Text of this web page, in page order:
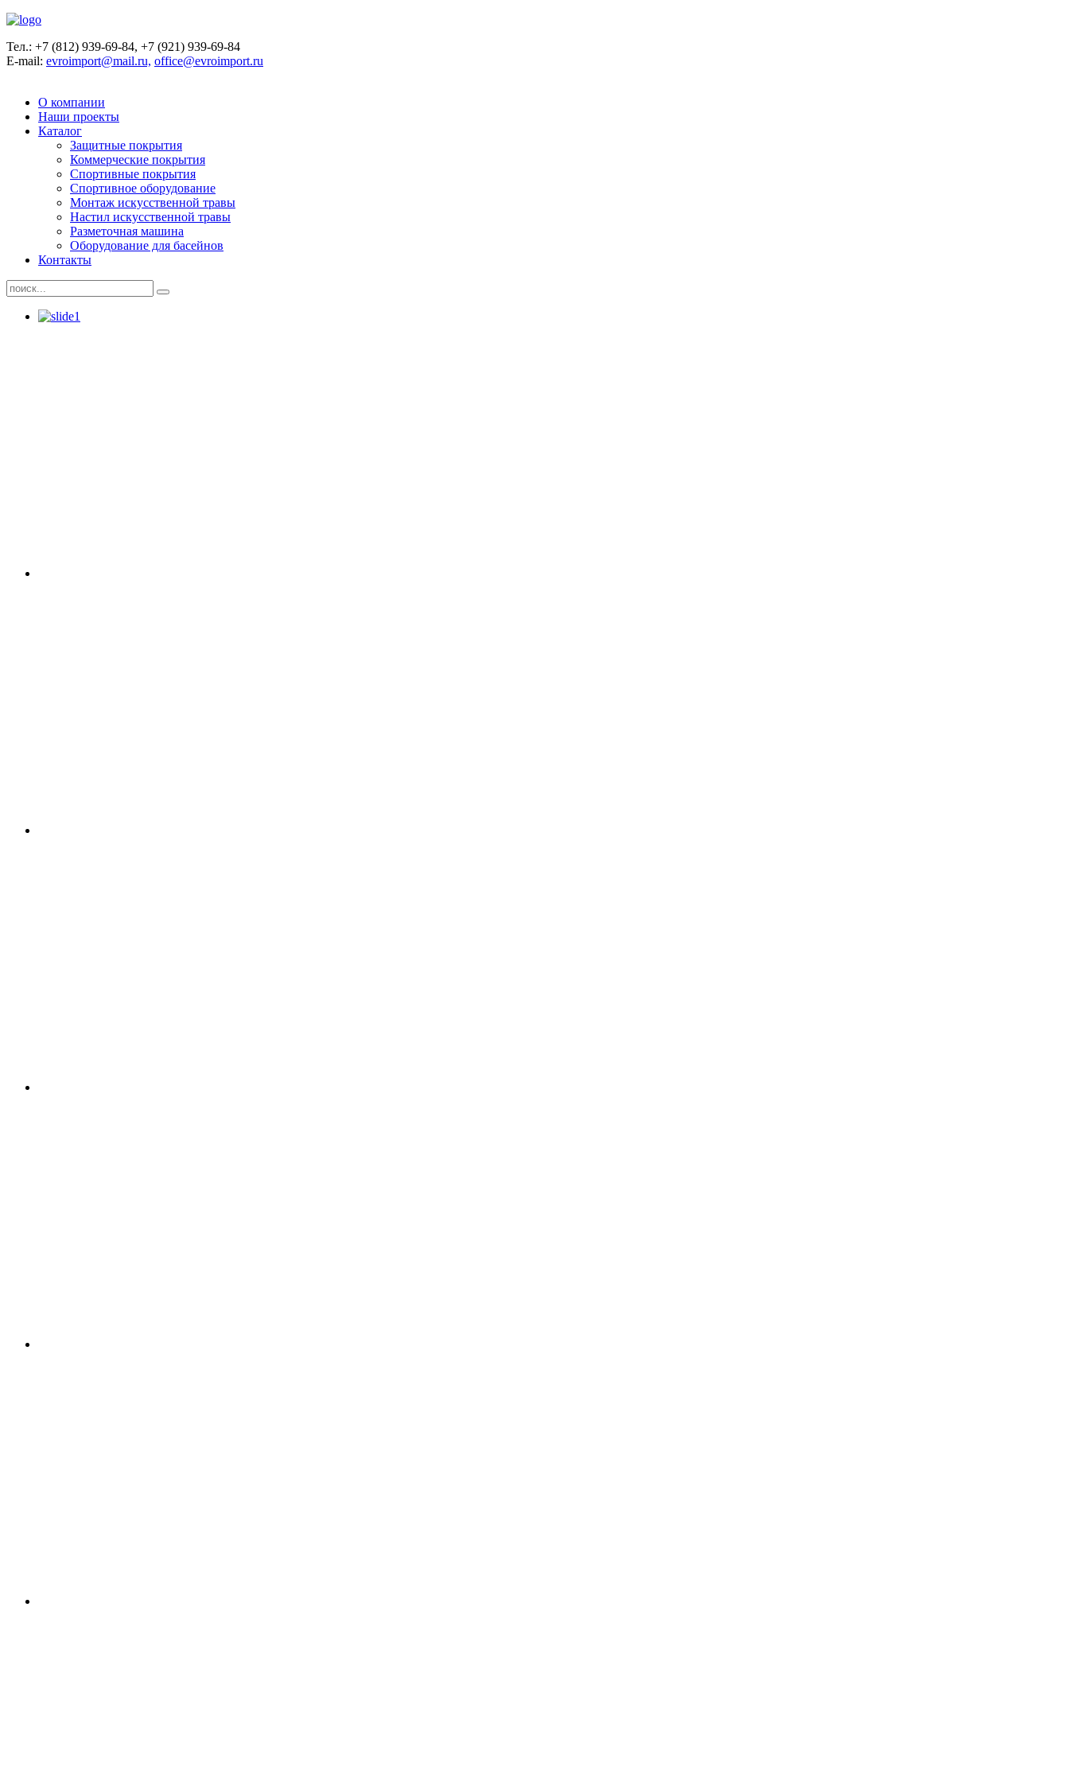
Тел.: +7 (812) 939-69-84, +7 (921) 939-69-84
E-mail: evroimport@mail.ru, office@evroimport.ru
О компании
Наши проекты
Каталог
Защитные покрытия
Коммерческие покрытия
Спортивные покрытия
Спортивное оборудование
Монтаж искусственной травы
Настил искусственной травы
Разметочная машина
Оборудование для басейнов
Контакты